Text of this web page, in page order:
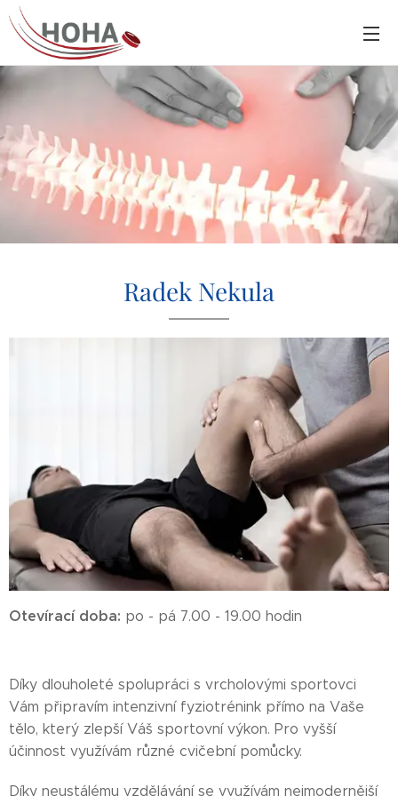
Radek Nekula
Otevírací doba: po - pá 7.00 - 19.00 hodin
Díky dlouholeté spolupráci s vrcholovými sportovci
Vám připravím intenzivní fyziotrénink přímo na Vaše
tělo, který zlepší Váš sportovní výkon. Pro vyšší
účinnost využívám různé cvičební pomůcky.
Díky neustálému vzdělávání se využívám nejmodernější